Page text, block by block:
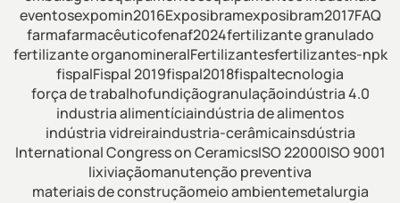
eventosexpomin2016Exposibramexposibram2017FAQ
farmafarmacêuticofenaf2024fertilizante granulado
fertilizante organomineralFertilizantesfertilizantes-npk
fispalFispal 2019fispal2018fispaltecnologia
força de trabalhofundiçãogranulaçãoindústria 4.0
industria alimentíciaindústria de alimentos
indústria vidreiraindustria-cerâmicainsdústria
International Congress on CeramicsISO 22000ISO 9001
lixiviaçãomanutenção preventiva
materiais de construçãomeio ambientemetalurgia